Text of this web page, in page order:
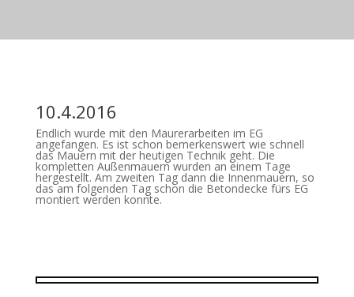
10.4.2016
Endlich wurde mit den Maurerarbeiten im EG
angefangen. Es ist schon bemerkenswert wie schnell
das Mauern mit der heutigen Technik geht. Die
kompletten Außenmauern wurden an einem Tage
hergestellt. Am zweiten Tag dann die Innenmauern, so
das am folgenden Tag schon die Betondecke fürs EG
montiert werden konnte.